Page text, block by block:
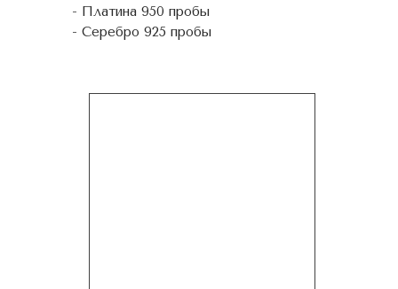
- Платина 950 пробы
- Серебро 925 пробы